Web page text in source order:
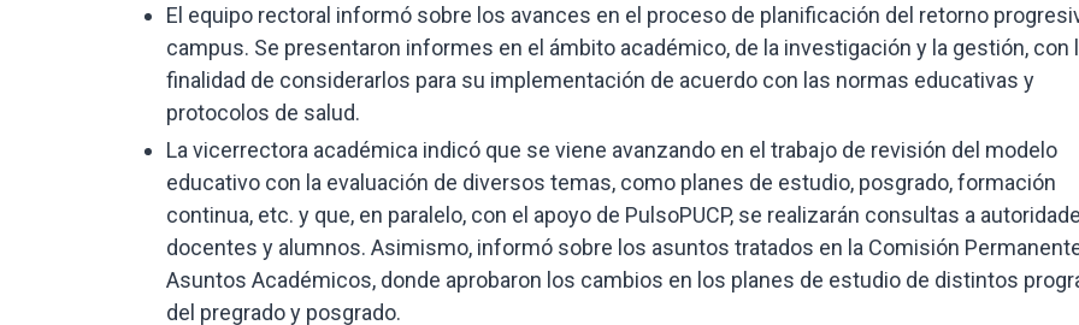
El equipo rectoral informó sobre los avances en el proceso de planificación del retorno
campus. Se presentaron informes en el ámbito académico, de la investigación y la gestión, con
finalidad de considerarlos para su implementación de acuerdo con las normas educativas y
protocolos de salud.
La vicerrectora académica indicó que se viene avanzando en el trabajo de revisión del modelo
educativo con la evaluación de diversos temas, como planes de estudio, posgrado, formación
continua, etc. y que, en paralelo, con el apoyo de PulsoPUCP, se realizarán consultas a
docentes y alumnos. Asimismo, informó sobre los asuntos tratados en la Comisión
Asuntos Académicos, donde aprobaron los cambios en los planes de estudio de distintos
del pregrado y posgrado.